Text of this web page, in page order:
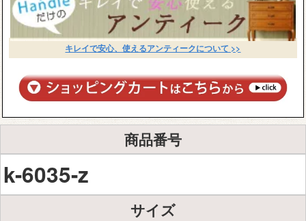
キレイで安心、使えるアンティークについて >>
商品番号
k-6035-z
サイズ